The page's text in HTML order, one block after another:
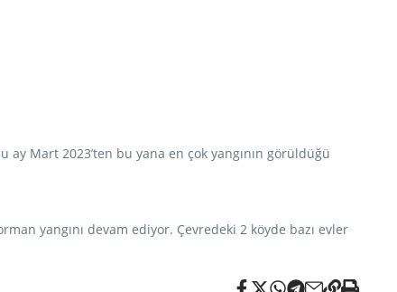
ay Mart 2023’ten bu yana en çok yangının görüldüğü
yangını devam ediyor. Çevredeki 2 köyde bazı evler